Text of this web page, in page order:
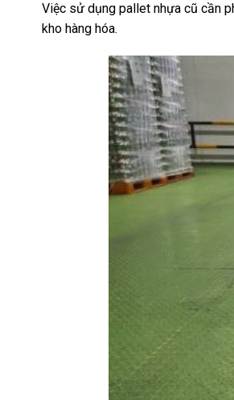
Việc sử dụng pallet nhựa cũ cần
kho hàng hóa.